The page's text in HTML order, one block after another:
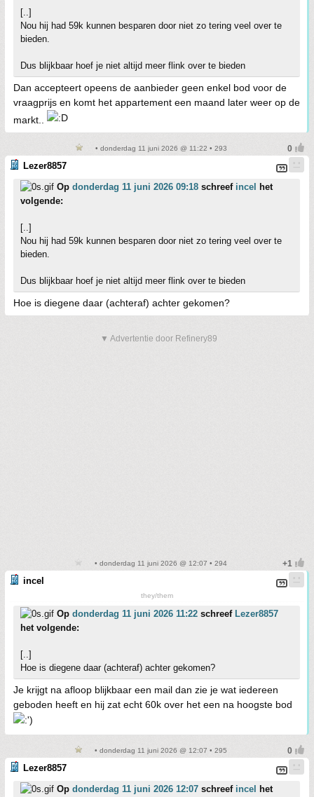
[..]
Nou hij had 59k kunnen besparen door niet zo tering veel over te
bieden.
Dus blijkbaar hoef je niet altijd meer flink over te bieden
Dan accepteert opeens de aanbieder geen enkel bod voor de
vraagprijs en komt het appartement een maand later weer op de
markt..
• donderdag 11 juni 2026 @ 11:22 • 293
Lezer8857
Op donderdag 11 juni 2026 09:18 schreef incel
het
volgende:
[..]
Nou hij had 59k kunnen besparen door niet zo tering veel over te
bieden.
Dus blijkbaar hoef je niet altijd meer flink over te bieden
Hoe is diegene daar (achteraf) achter gekomen?
▼ Advertentie door Refinery89
• donderdag 11 juni 2026 @ 12:07 • 294
incel
they/them
Op donderdag 11 juni 2026 11:22 schreef Lezer8857
het volgende:
[..]
Hoe is diegene daar (achteraf) achter gekomen?
Je krijgt na afloop blijkbaar een mail dan zie je wat iedereen
geboden heeft en hij zat echt 60k over het een na hoogste bod
• donderdag 11 juni 2026 @ 12:07 • 295
Lezer8857
Op donderdag 11 juni 2026 12:07 schreef incel
het